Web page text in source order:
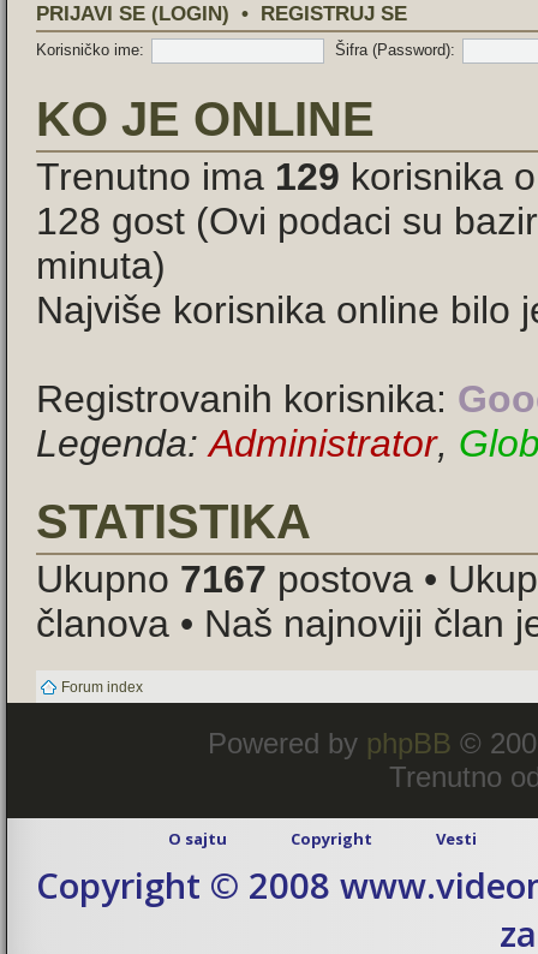
PRIJAVI SE (LOGIN) • REGISTRUJ SE
Korisničko ime: Šifra (Password):
KO JE ONLINE
Trenutno ima 129 korisnika
128 gost (Ovi podaci su
minuta)
Najviše korisnika online bilo
Registrovanih korisnika:
Legenda:Administrator,
STATISTIKA
Ukupno 7167 postova •
članova • Naš najnoviji član
Forum index
Powered by phpBB ©
Trenutno
O sajtu Copyright Vesti
Copyright © 2008